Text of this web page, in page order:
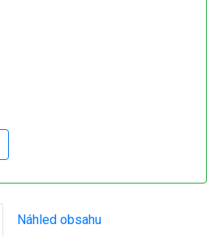
Náhled obsahu